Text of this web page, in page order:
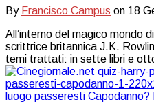
By Francisco Campus on 18
All’interno del magico mondo
scrittrice britannica J.K.
temi trattati: in sette libri e